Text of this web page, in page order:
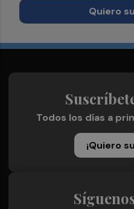
Quiero
Todos los días a
¡Quiero